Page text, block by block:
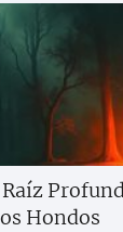
Hondos